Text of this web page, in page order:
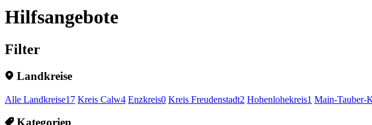
Hilfsangebote
Filter
Landkreise
Alle Landkreise17 Kreis Calw4 Enzkreis0 Kreis Freudenstadt2 Hohenlohekreis1 Main-Tauber-
Kategorien